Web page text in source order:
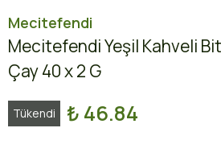
Mecitefendi
Mecitefendi Yeşil Kahveli
Çay 40 x 2 G
Tükendi ₺ 46.84